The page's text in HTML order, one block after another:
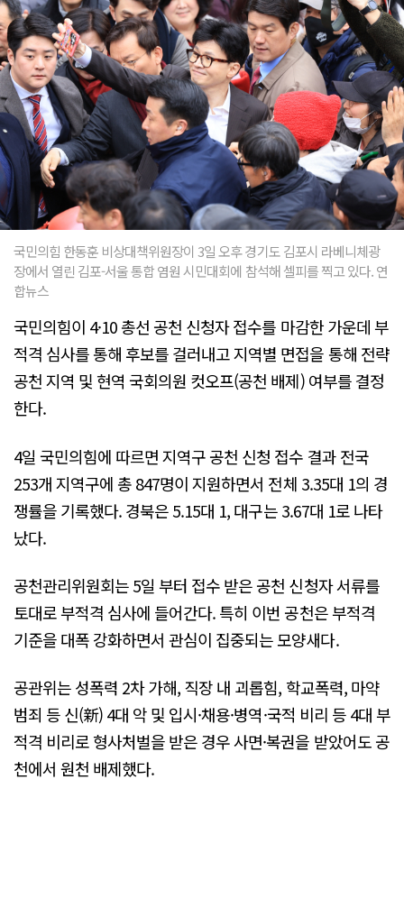
국민의힘 한동훈 비상대책위원장이 3일 오후 경기도 김포시 라베니체광
장에서 열린 김포-서울 통합 염원 시민대회에 참석해 셀피를 찍고 있다. 연
합뉴스
국민의힘이 4·10 총선 공천 신청자 접수를 마감한 가운데 부
적격 심사를 통해 후보를 걸러내고 지역별 면접을 통해 전략
공천 지역 및 현역 국회의원 컷오프(공천 배제) 여부를 결정
한다.
4일 국민의힘에 따르면 지역구 공천 신청 접수 결과 전국
253개 지역구에 총 847명이 지원하면서 전체 3.35대 1의 경
쟁률을 기록했다. 경북은 5.15대 1, 대구는 3.67대 1로 나타
났다.
공천관리위원회는 5일 부터 접수 받은 공천 신청자 서류를
토대로 부적격 심사에 들어간다. 특히 이번 공천은 부적격
기준을 대폭 강화하면서 관심이 집중되는 모양새다.
공관위는 성폭력 2차 가해, 직장 내 괴롭힘, 학교폭력, 마약
범죄 등 신(新) 4대 악 및 입시·채용·병역·국적 비리 등 4대 부
적격 비리로 형사처벌을 받은 경우 사면·복권을 받았어도 공
천에서 원천 배제했다.